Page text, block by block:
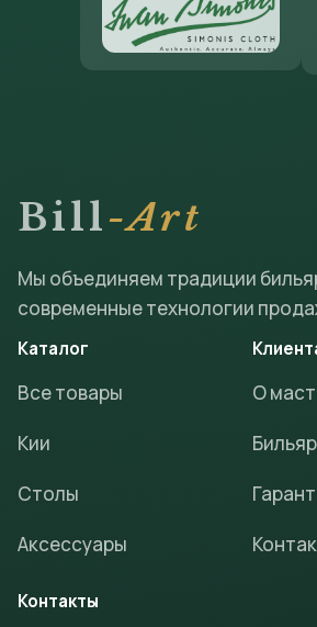
Bill-Art
Мы объединяем традиции
современные технологии
Каталог
Все товары
Кии
Столы
Аксессуары
О
Контакты